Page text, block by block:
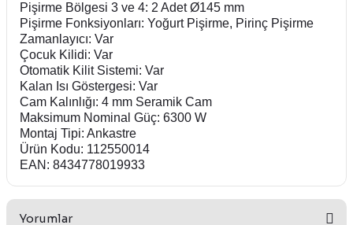
Pişirme Bölgesi 3 ve 4: 2 Adet Ø145 mm
Pişirme Fonksiyonları: Yoğurt Pişirme, Pirinç Pişirme
Zamanlayıcı: Var
Çocuk Kilidi: Var
Otomatik Kilit Sistemi: Var
Kalan Isı Göstergesi: Var
Cam Kalınlığı: 4 mm Seramik Cam
Maksimum Nominal Güç: 6300 W
Montaj Tipi: Ankastre
Ürün Kodu: 112550014
EAN: 8434778019933
Yorumlar